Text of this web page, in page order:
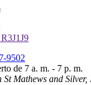
9502
de 7 a. m. - 7 p. m.
St Mathews and